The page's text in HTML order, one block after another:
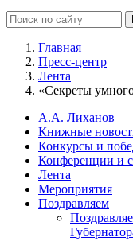
Главная
Пресс-центр
Лента
«Секреты
А.А. Лиханов
Книжные
Конкурсы и
Конференции и
Лента
Мероприятия
Поздравляем